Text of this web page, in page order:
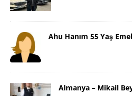
Ahu Hanım 55 Yaş
Almanya – Mikail